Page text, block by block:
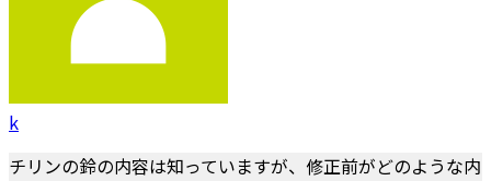
k
チリンの鈴の内容は知っていますが、修正前がどのような内